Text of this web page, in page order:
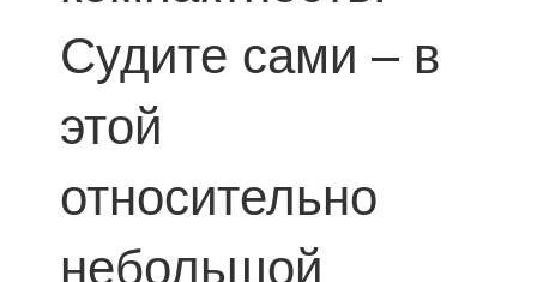
Судите сами – в
этой
относительно
небольшой